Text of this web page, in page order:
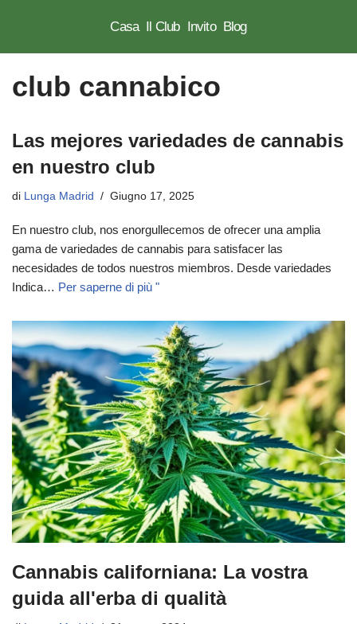
contenuto
Casa Il Club Invito Blog
club cannabico
Las mejores variedades de cannabis
en nuestro club
di Lunga Madrid Giugno 17, 2025
En nuestro club, nos enorgullecemos de ofrecer una amplia
gama de variedades de cannabis para satisfacer las
necesidades de todos nuestros miembros. Desde variedades
Indica… Per saperne di più "
Cannabis californiana: La vostra
guida all'erba di qualità